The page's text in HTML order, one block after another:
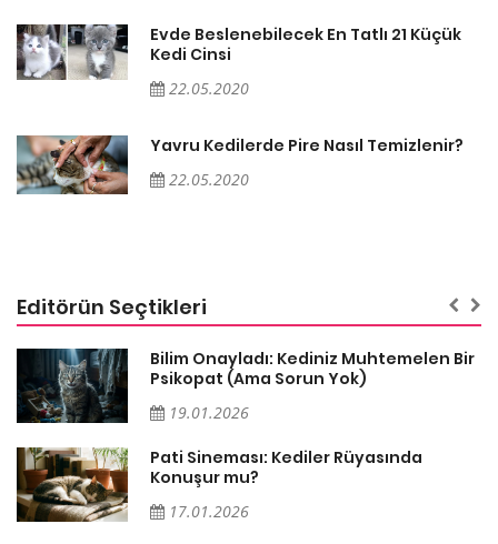
Evde Beslenebilecek En Tatlı 21 Küçük
Kedi Cinsi
22.05.2020
Yavru Kedilerde Pire Nasıl Temizlenir?
22.05.2020
Editörün Seçtikleri
Bilim Onayladı: Kediniz Muhtemelen Bir
Psikopat (Ama Sorun Yok)
19.01.2026
Pati Sineması: Kediler Rüyasında
Konuşur mu?
17.01.2026